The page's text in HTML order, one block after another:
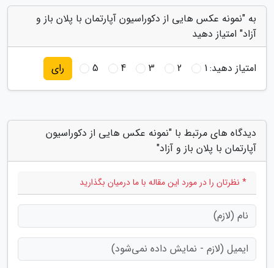
به "نمونه عکس هایی از دکوراسیون آپارتمان با پلان باز و
آزاد" امتیاز دهید
امتیاز دهید:1
2
3
4
5 رای
دیدگاه های مرتبط با "نمونه عکس هایی از دکوراسیون
آپارتمان با پلان باز و آزاد"
* نظرتان را در مورد این مقاله با ما درمیان بگذارید